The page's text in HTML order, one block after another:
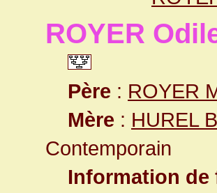
ROYER
Père : ROYER
Mère : HUREL
Contemporain
Information de